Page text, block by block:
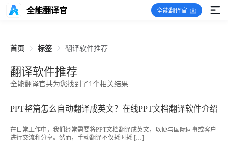
全能翻译官 全能翻译官
首页 标签 翻译软件推荐
翻译软件推荐
全能翻译官共为您找到了1个相关结果
PPT整篇怎么自动翻译成英文？在线PPT文档翻译软件介绍
在日常工作中，我们经常需要将PPT文档翻译成英文，以便与国际同事或客户
进行交流和分享。然而，手动翻译不仅耗时耗 […]